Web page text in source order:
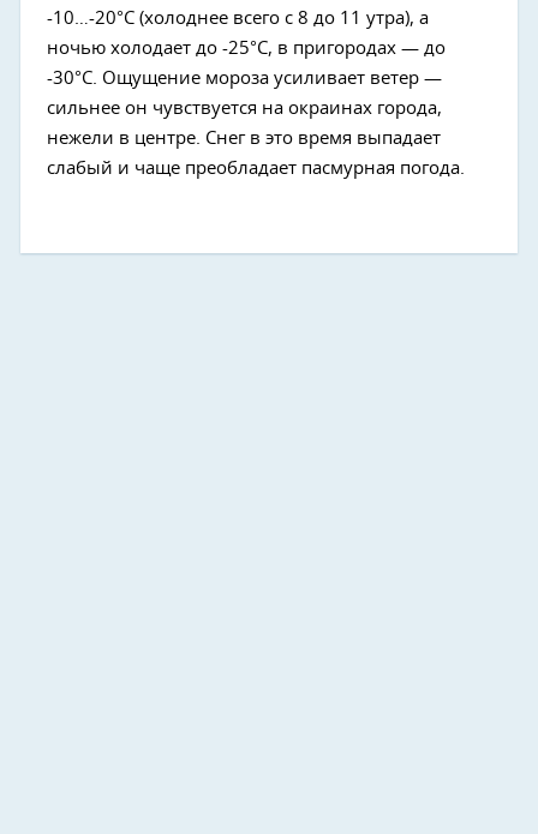
-10…-20°C (холоднее всего с 8 до 11 утра), а
ночью холодает до -25°C, в пригородах — до
-30°C. Ощущение мороза усиливает ветер —
сильнее он чувствуется на окраинах города,
нежели в центре. Снег в это время выпадает
слабый и чаще преобладает пасмурная погода.